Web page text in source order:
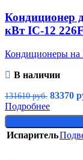
Кондиционер
кВт IC-12
Кондиционеры на
В наличии
131610руб. 83370
Подробнее
Испаритель